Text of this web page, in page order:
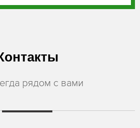
рядом с вами